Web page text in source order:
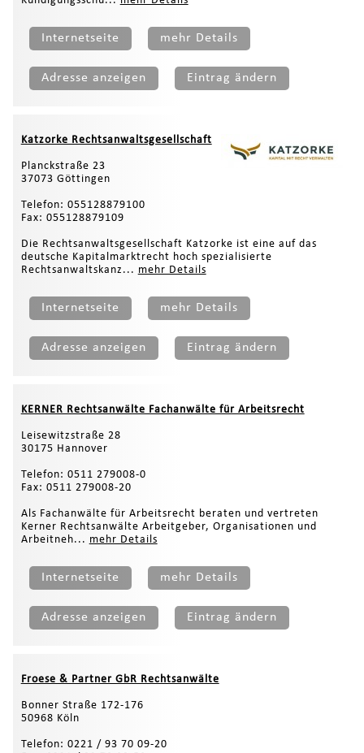
Internetseite mehr Details
Adresse anzeigen Eintrag ändern
Katzorke Rechtsanwaltsgesellschaft
Planckstraße 23
37073 Göttingen
Telefon: 055128879100
Fax: 055128879109
Die Rechtsanwaltsgesellschaft Katzorke ist eine auf das
deutsche Kapitalmarktrecht hoch spezialisierte
Rechtsanwaltskanz... mehr Details
Internetseite mehr Details
Adresse anzeigen Eintrag ändern
KERNER Rechtsanwälte Fachanwälte für Arbeitsrecht
Leisewitzstraße 28
30175 Hannover
Telefon: 0511 279008-0
Fax: 0511 279008-20
Als Fachanwälte für Arbeitsrecht beraten und vertreten
Kerner Rechtsanwälte Arbeitgeber, Organisationen und
Arbeitneh... mehr Details
Internetseite mehr Details
Adresse anzeigen Eintrag ändern
Froese & Partner GbR Rechtsanwälte
Bonner Straße 172-176
50968 Köln
Telefon: 0221 / 93 70 09-20